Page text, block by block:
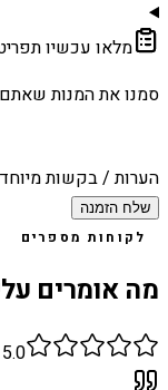
מלאו עכשיו
סמנו את המנות שאתם
הערות / בקשות
שלח הזמנה
לקוחות מספרים
מה אומרים
5.0